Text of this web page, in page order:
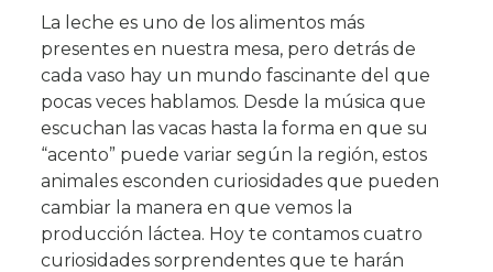
La leche es uno de los alimentos más
presentes en nuestra mesa, pero detrás de
cada vaso hay un mundo fascinante del que
pocas veces hablamos. Desde la música que
escuchan las vacas hasta la forma en que su
“acento” puede variar según la región, estos
animales esconden curiosidades que pueden
cambiar la manera en que vemos la
producción láctea. Hoy te contamos cuatro
curiosidades sorprendentes que te harán